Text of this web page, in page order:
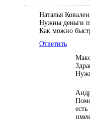
Наталья
Нужны деньги
Как можно
Ответить